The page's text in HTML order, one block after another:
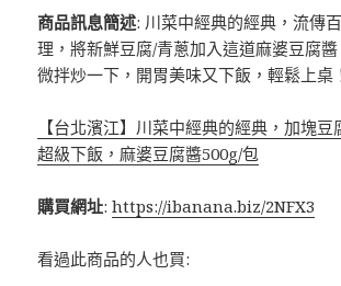
商品訊息簡述: 川菜中經典的經典，流傳
理，將新鮮豆腐/青蔥加入這道麻婆豆腐
微拌炒一下，開胃美味又下飯，輕鬆上桌
【台北濱江】川菜中經典的經典，加塊
超級下飯，麻婆豆腐醬500g/包
購買網址:https://ibanana.biz/2NFX3
看過此商品的人也買: